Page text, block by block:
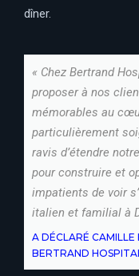
dîner.
« Chez Bertrand
proposer à nos
mémorables au
particulièrement
ravis d’étendre
pour construire et
impatients de voir
italien et familial à
A DÉCLARÉ CAMILLE
BERTRAND